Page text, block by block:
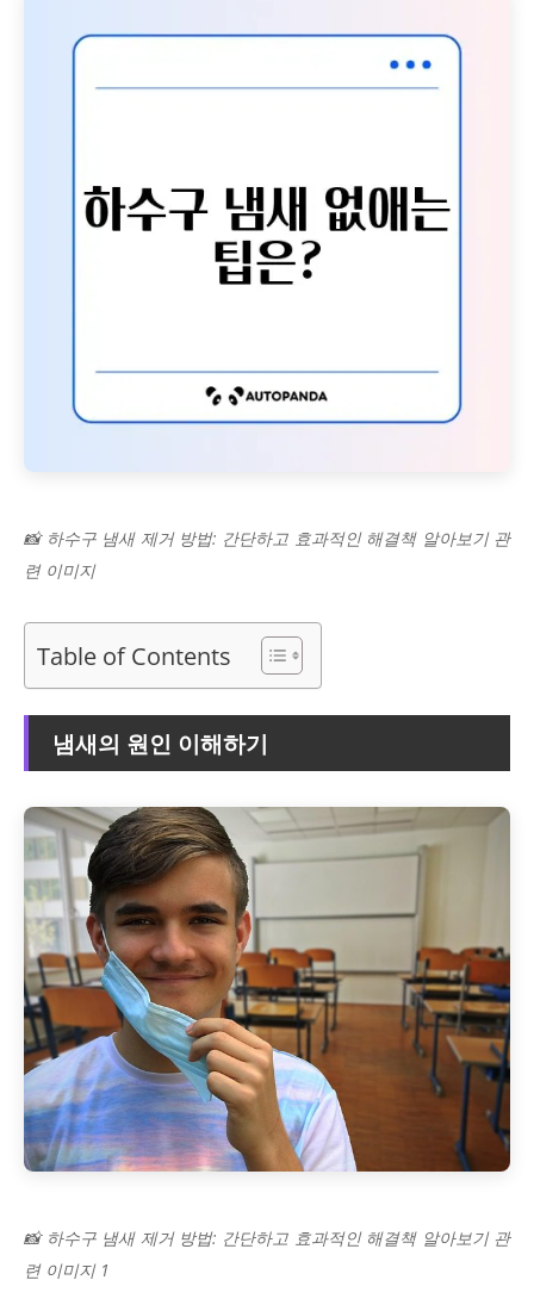
📸 하수구 냄새 제거 방법: 간단하고 효과적인 해결책 알아보기 관
련 이미지
Table of Contents
냄새의 원인 이해하기
📸 하수구 냄새 제거 방법: 간단하고 효과적인 해결책 알아보기 관
련 이미지 1